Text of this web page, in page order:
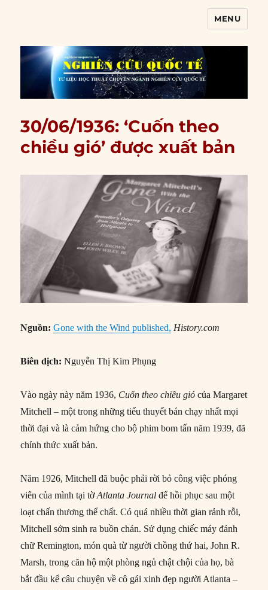
MENU
30/06/1936: ‘Cuốn theo
chiều gió’ được xuất bản
Nguồn: Gone with the Wind published, History.com
Biên dịch: Nguyễn Thị Kim Phụng
Vào ngày này năm 1936, Cuốn theo chiều gió của Margaret
Mitchell – một trong những tiểu thuyết bán chạy nhất mọi
thời đại và là cảm hứng cho bộ phim bom tấn năm 1939, đã
chính thức xuất bản.
Năm 1926, Mitchell đã buộc phải rời bỏ công việc phóng
viên của mình tại tờAtlanta Journalđể hồi phục sau một
loạt chấn thương thể chất. Có quá nhiều thời gian rảnh rỗi,
Mitchell sớm sinh ra buồn chán. Sử dụng chiếc máy đánh
chữ Remington, món quà từ người chồng thứ hai, John R.
Marsh, trong căn hộ một phòng ngủ chật chội của họ, bà
bắt đầu kể câu chuyện về cô gái xinh đẹp người Atlanta –